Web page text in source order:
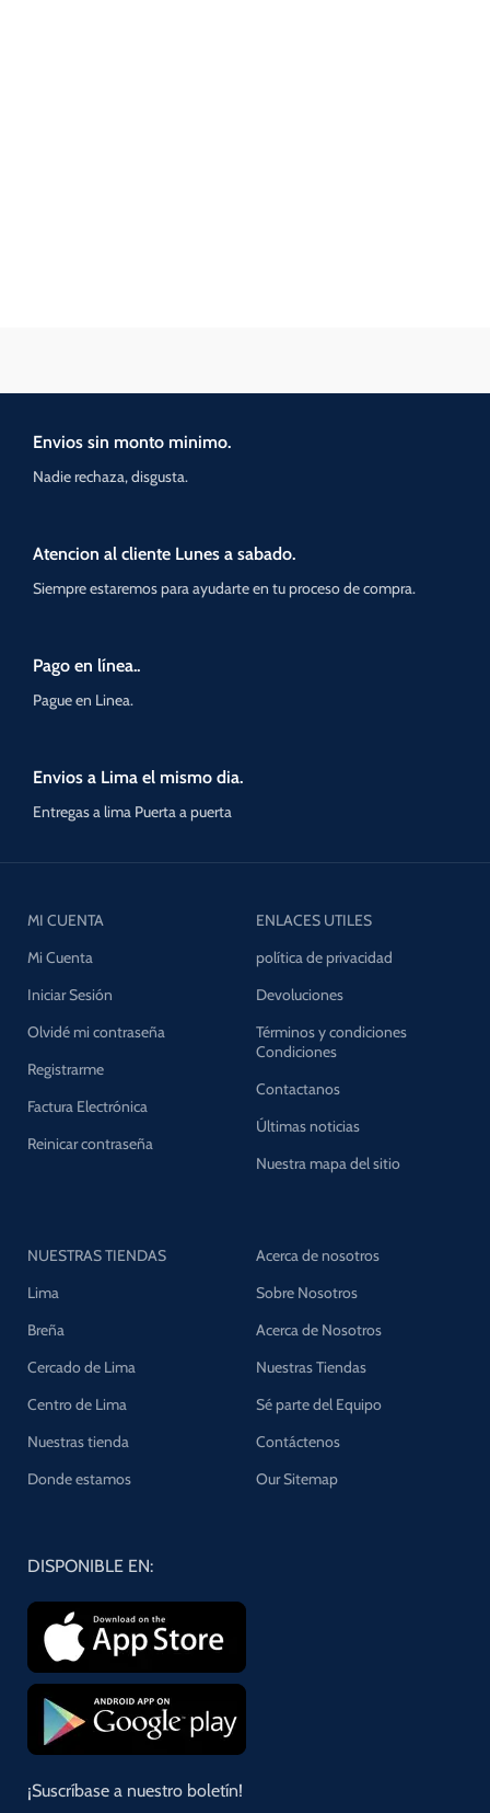
Envios sin monto minimo.
Nadie rechaza, disgusta.
Atencion al cliente Lunes a sabado.
Siempre estaremos para ayudarte en tu proceso de compra.
Pago en línea..
Pague en Linea.
Envios a Lima el mismo dia.
Entregas a lima Puerta a puerta
MI CUENTA
Mi Cuenta
Iniciar Sesión
Olvidé mi contraseña
Registrarme
Factura Electrónica
Reinicar contraseña
ENLACES UTILES
política de privacidad
Devoluciones
Términos y condiciones
Condiciones
Contactanos
Últimas noticias
Nuestra mapa del sitio
NUESTRAS TIENDAS
Lima
Breña
Cercado de Lima
Centro de Lima
Nuestras tienda
Donde estamos
Acerca de nosotros
Sobre Nosotros
Acerca de Nosotros
Nuestras Tiendas
Sé parte del Equipo
Contáctenos
Our Sitemap
DISPONIBLE EN:
¡Suscríbase a nuestro boletín!